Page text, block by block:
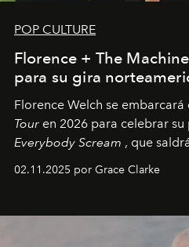
POP CULTURE
Florence + The
para su gira
Florence Welch se embarcará
Tour en 2026 para celebrar
Everybody Scream , que
fechas en Norteamérica a
02.11.2025 por Grace Clarke